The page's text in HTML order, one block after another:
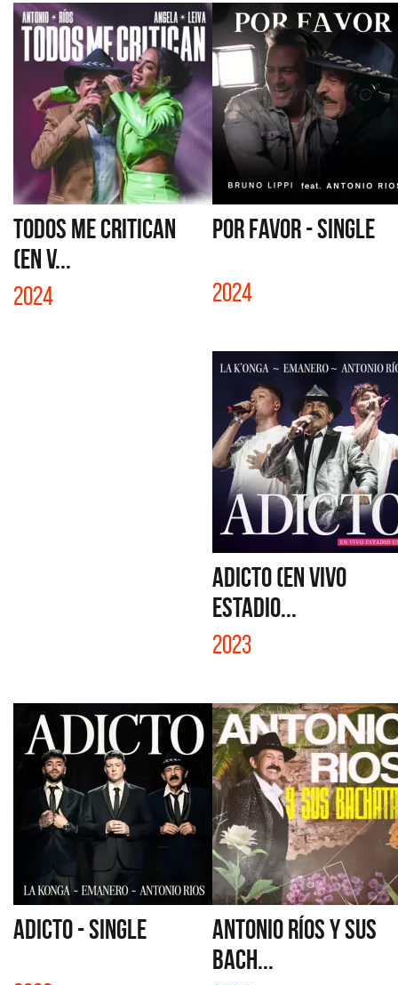
TODOS ME CRITICAN
(EN V...
2024
POR FAVOR - SINGLE
2024
ADICTO (EN VIVO
ESTADIO...
2023
ADICTO - SINGLE
ANTONIO RÍOS Y SUS
BACH...